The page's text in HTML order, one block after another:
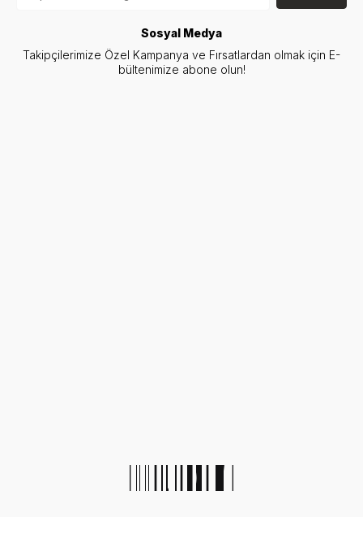
Sosyal Medya
Takipçilerimize Özel Kampanya ve Fırsatlardan olmak için E-
bültenimize abone olun!